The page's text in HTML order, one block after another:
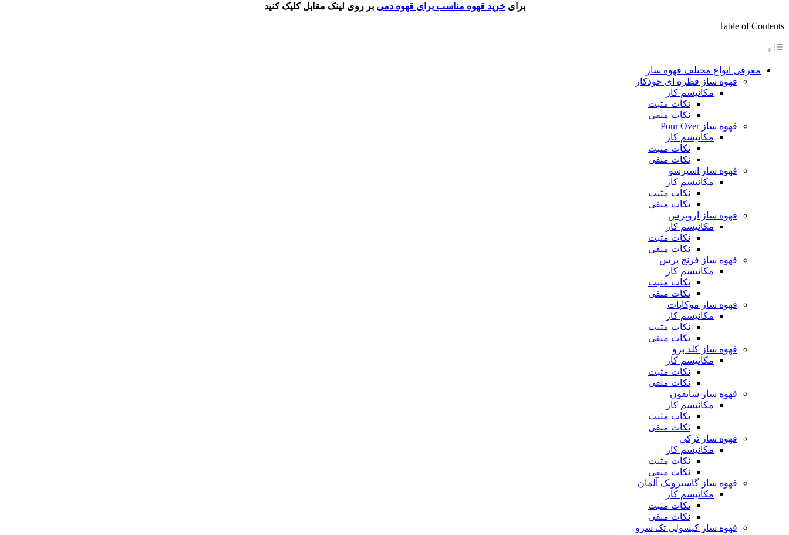
برایخرید قهوه مناسب برای قهوه دمی بر روی لینک مقابل کلیک کنید
Table of Contents
معرفی انواع مختلف قهوه ساز
قهوه ساز قطره ای خودکار
مکانیسم کار
نکات مثبت
نکات منفی
قهوه ساز Pour Over
مکانیسم کار
نکات مثبت
نکات منفی
قهوه ساز اسپرسو
مکانیسم کار
نکات مثبت
نکات منفی
قهوه ساز اروپرس
مکانیسم کار
نکات مثبت
نکات منفی
قهوه ساز فرنچ پرس
مکانیسم کار
نکات مثبت
نکات منفی
قهوه ساز موکاپات
مکانیسم کار
نکات مثبت
نکات منفی
قهوه ساز کلد برو
مکانیسم کار
نکات مثبت
نکات منفی
قهوه ساز سایفون
مکانیسم کار
نکات مثبت
نکات منفی
قهوه ساز ترکی
مکانیسم کار
نکات مثبت
نکات منفی
قهوه ساز گاستروبک آلمان
مکانیسم کار
نکات مثبت
نکات منفی
قهوه ساز کپسولی تک سرو